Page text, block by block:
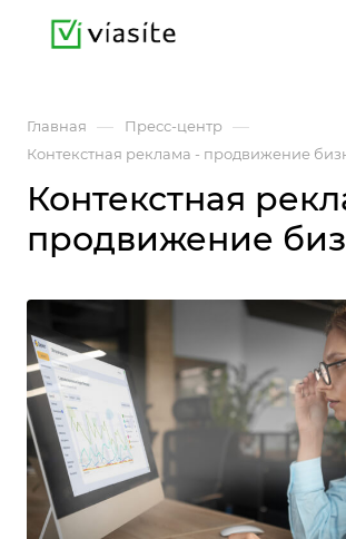
Главная — Пресс-центр —
Контекстная реклама - продвижение
Контекстная
продвижение